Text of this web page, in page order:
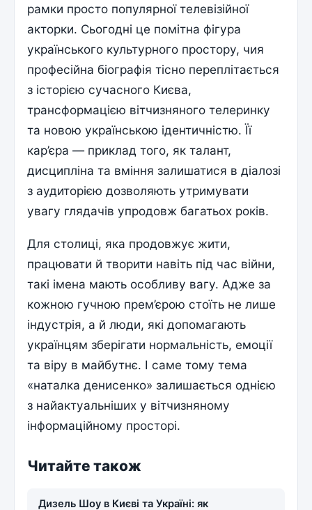
рамки просто популярної телевізійної
акторки. Сьогодні це помітна фігура
українського культурного простору, чия
професійна біографія тісно переплітається
з історією сучасного Києва,
трансформацією вітчизняного телеринку
та новою українською ідентичністю. Її
кар’єра — приклад того, як талант,
дисципліна та вміння залишатися в діалозі
з аудиторією дозволяють утримувати
увагу глядачів упродовж багатьох років.
Для столиці, яка продовжує жити,
працювати й творити навіть під час війни,
такі імена мають особливу вагу. Адже за
кожною гучною прем’єрою стоїть не лише
індустрія, а й люди, які допомагають
українцям зберігати нормальність, емоції
та віру в майбутнє. І саме тому тема
«наталка денисенко» залишається однією
з найактуальніших у вітчизняному
інформаційному просторі.
Читайте також
Дизель Шоу в Києві та Україні: як